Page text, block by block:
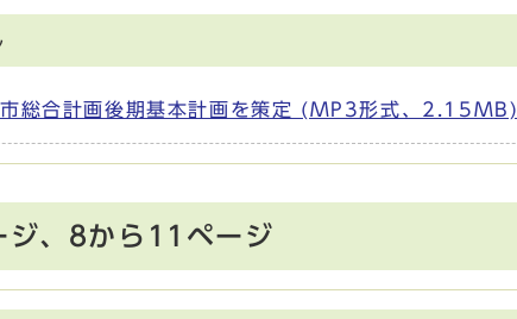
総合計画後期基本計画を策定 (MP3形式、2.15MB)
ジ、8から11ページ